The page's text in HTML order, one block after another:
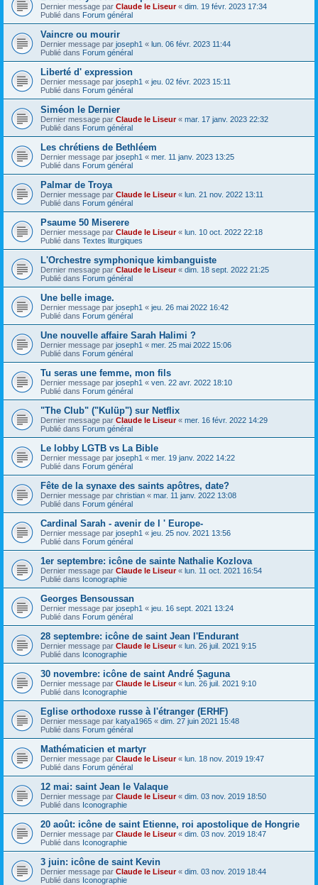
Dernier message par Claude le Liseur« dim. 19 févr. 2023 17:34
Publié dans Forum général
Vaincre ou mourir
Dernier message par joseph1 « lun. 06 févr. 2023 11:44
Publié dans Forum général
Liberté d' expression
Dernier message par joseph1 « jeu. 02 févr. 2023 15:11
Publié dans Forum général
Siméon le Dernier
Dernier message par Claude le Liseur« mar. 17 janv. 2023 22:32
Publié dans Forum général
Les chrétiens de Bethléem
Dernier message par joseph1 « mer. 11 janv. 2023 13:25
Publié dans Forum général
Palmar de Troya
Dernier message par Claude le Liseur« lun. 21 nov. 2022 13:11
Publié dans Forum général
Psaume 50 Miserere
Dernier message par Claude le Liseur« lun. 10 oct. 2022 22:18
Publié dans Textes liturgiques
L'Orchestre symphonique kimbanguiste
Dernier message par Claude le Liseur« dim. 18 sept. 2022 21:25
Publié dans Forum général
Une belle image.
Dernier message par joseph1 « jeu. 26 mai 2022 16:42
Publié dans Forum général
Une nouvelle affaire Sarah Halimi ?
Dernier message par joseph1 « mer. 25 mai 2022 15:06
Publié dans Forum général
Tu seras une femme, mon fils
Dernier message par joseph1 « ven. 22 avr. 2022 18:10
Publié dans Forum général
"The Club" ("Kulüp") sur Netflix
Dernier message par Claude le Liseur« mer. 16 févr. 2022 14:29
Publié dans Forum général
Le lobby LGTB vs La Bible
Dernier message par joseph1 « mer. 19 janv. 2022 14:22
Publié dans Forum général
Fête de la synaxe des saints apôtres, date?
Dernier message par christian « mar. 11 janv. 2022 13:08
Publié dans Forum général
Cardinal Sarah - avenir de l ' Europe-
Dernier message par joseph1 « jeu. 25 nov. 2021 13:56
Publié dans Forum général
1er septembre: icône de sainte Nathalie Kozlova
Dernier message par Claude le Liseur« lun. 11 oct. 2021 16:54
Publié dans Iconographie
Georges Bensoussan
Dernier message par joseph1 « jeu. 16 sept. 2021 13:24
Publié dans Forum général
28 septembre: icône de saint Jean l'Endurant
Dernier message par Claude le Liseur« lun. 26 juil. 2021 9:15
Publié dans Iconographie
30 novembre: icône de saint André Șaguna
Dernier message par Claude le Liseur« lun. 26 juil. 2021 9:10
Publié dans Iconographie
Eglise orthodoxe russe à l'étranger (ERHF)
Dernier message par katya1965 « dim. 27 juin 2021 15:48
Publié dans Forum général
Mathématicien et martyr
Dernier message par Claude le Liseur« lun. 18 nov. 2019 19:47
Publié dans Forum général
12 mai: saint Jean le Valaque
Dernier message par Claude le Liseur« dim. 03 nov. 2019 18:50
Publié dans Iconographie
20 août: icône de saint Etienne, roi apostolique de Hongrie
Dernier message par Claude le Liseur« dim. 03 nov. 2019 18:47
Publié dans Iconographie
3 juin: icône de saint Kevin
Dernier message par Claude le Liseur« dim. 03 nov. 2019 18:44
Publié dans Iconographie